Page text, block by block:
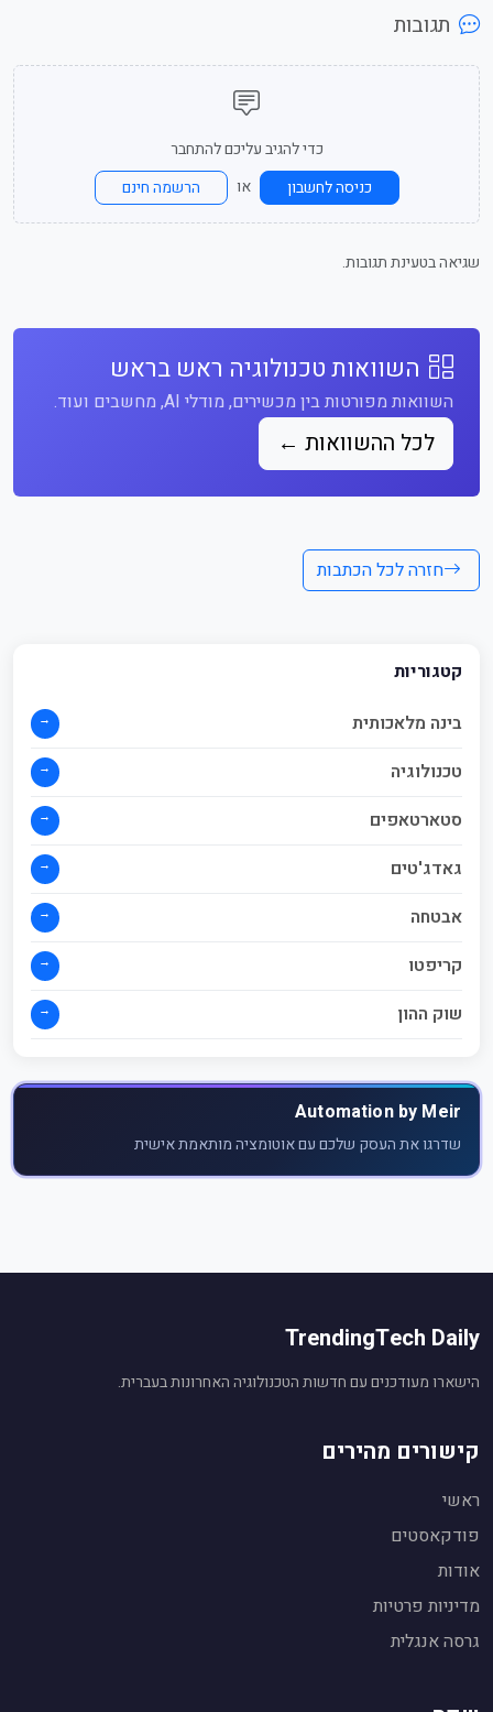
תגובות
כדי להגיב עליכם להתחבר
כניסה לחשבון
או הרשמה חינם
שגיאה בטעינת תגובות.
השוואות טכנולוגיה ראש בראש
השוואות מפורטות בין מכשירים, מודלי AI, מחשבים ועוד.
לכל ההשוואות ←
חזרה לכל הכתבות
קטגוריות
בינה מלאכותית
→
טכנולוגיה →
סטארטאפים →
גאדג'טים →
אבטחה →
קריפטו →
שוק ההון →
Automation by Meir
שדרגו את העסק שלכם עם אוטומציה מותאמת אישית
TrendingTech Daily
הישארו מעודכנים עם חדשות הטכנולוגיה האחרונות בעברית.
קישורים מהירים
ראשי
פודקאסטים
אודות
מדיניות פרטיות
גרסה אנגלית